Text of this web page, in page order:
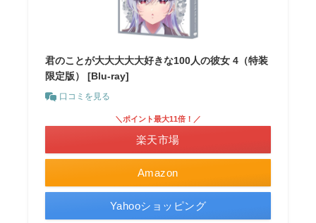
君のことが大大大大大好きな100人の彼女 4（特装
限定版） [Blu-ray]
口コミを見る
Amazon
＼ポイント最大11倍！／
楽天市場
Yahooショッピング